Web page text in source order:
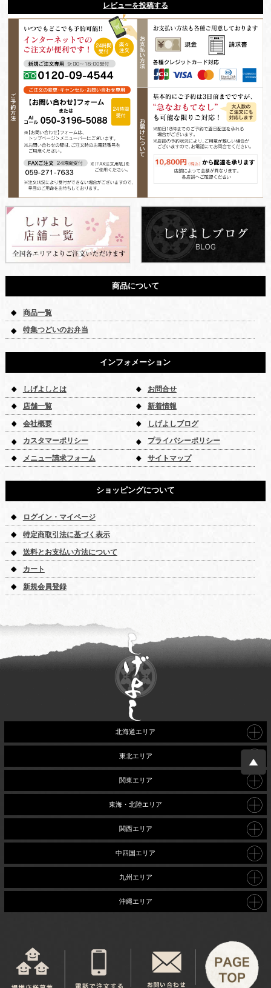
レビューを投稿する
商品について
商品一覧
特集つどいのお弁当
インフォメーション
しげよしとは お問合せ
店舗一覧 新着情報
会社概要 しげよしブログ
カスタマーポリシー プライバシーポリシー
メニュー請求フォーム サイトマップ
ショッピングについて
ログイン・マイページ
特定商取引法に基づく表示
送料とお支払い方法について
カート
新規会員登録
北海道エリア
東北エリア
関東エリア
東海・北陸エリア
関西エリア
中四国エリア
九州エリア
沖縄エリア